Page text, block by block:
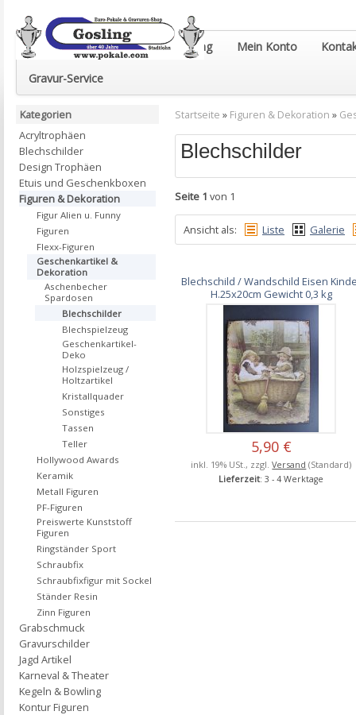
Euro-Pokale & Gravur-Shop Gosling Mein Konto
Gravur-Service
Startseite » Figuren & Dekoration »
Blechschilder
Seite 1 von 1
Ansicht als: Liste Galerie
Blechschild / Wandschild Eisen
H.25x20cm Gewicht 0,3 kg
5,90 €
inkl. 19% USt., zzgl.Versand (Standard)
Lieferzeit: 3 - 4 Werktage
Kategorien
Acryltrophäen
Blechschilder
Design Trophäen
Etuis und Geschenkboxen
Figuren & Dekoration
Figur Alien u. Funny
Figuren
Flexx-Figuren
Geschenkartikel &
Dekoration
Aschenbecher
Spardosen
Blechschilder
Blechspielzeug
Geschenkartikel-
Deko
Holzspielzeug /
Holtzartikel
Kristallquader
Sonstiges
Tassen
Teller
Hollywood Awards
Keramik
Metall Figuren
PF-Figuren
Preiswerte Kunststoff
Figuren
Ringständer Sport
Schraubfix
Schraubfixfigur mit Sockel
Ständer Resin
Zinn Figuren
Grabschmuck
Gravurschilder
Jagd Artikel
Karneval & Theater
Kegeln & Bowling
Kontur Figuren